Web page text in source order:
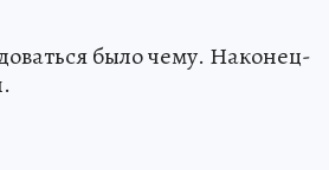
было чему. Наконец-